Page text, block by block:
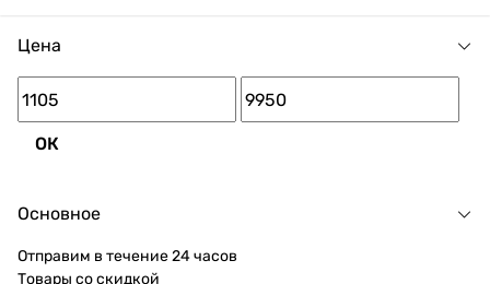
Цена
ОК
Основное
Отправим в течение 24 часов
Товары со скидкой